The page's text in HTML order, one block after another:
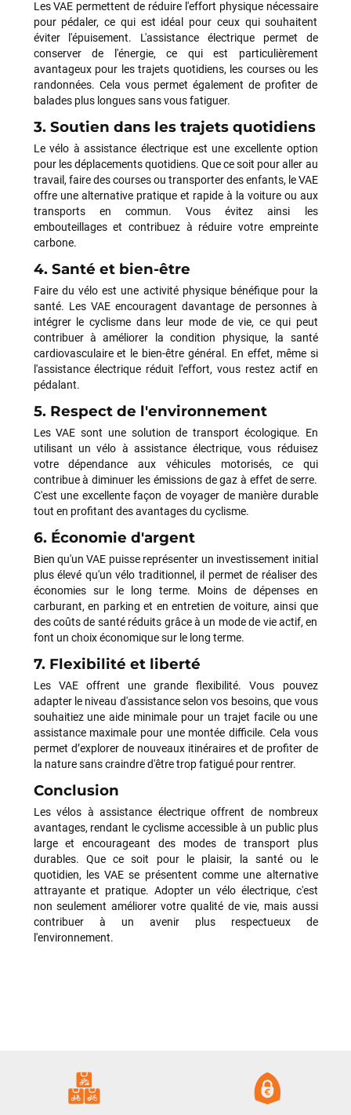
Les VAE permettent de réduire l'effort physique nécessaire
pour pédaler, ce qui est idéal pour ceux qui souhaitent
éviter l'épuisement. L'assistance électrique permet de
conserver de l'énergie, ce qui est particulièrement
avantageux pour les trajets quotidiens, les courses ou les
randonnées. Cela vous permet également de profiter de
balades plus longues sans vous fatiguer.
3. Soutien dans les trajets quotidiens
Le vélo à assistance électrique est une excellente option
pour les déplacements quotidiens. Que ce soit pour aller au
travail, faire des courses ou transporter des enfants, le VAE
offre une alternative pratique et rapide à la voiture ou aux
transports en commun. Vous évitez ainsi les
embouteillages et contribuez à réduire votre empreinte
carbone.
4. Santé et bien-être
Faire du vélo est une activité physique bénéfique pour la
santé. Les VAE encouragent davantage de personnes à
intégrer le cyclisme dans leur mode de vie, ce qui peut
contribuer à améliorer la condition physique, la santé
cardiovasculaire et le bien-être général. En effet, même si
l'assistance électrique réduit l'effort, vous restez actif en
pédalant.
5. Respect de l'environnement
Les VAE sont une solution de transport écologique. En
utilisant un vélo à assistance électrique, vous réduisez
votre dépendance aux véhicules motorisés, ce qui
contribue à diminuer les émissions de gaz à effet de serre.
C'est une excellente façon de voyager de manière durable
tout en profitant des avantages du cyclisme.
6. Économie d'argent
Bien qu'un VAE puisse représenter un investissement initial
plus élevé qu'un vélo traditionnel, il permet de réaliser des
économies sur le long terme. Moins de dépenses en
carburant, en parking et en entretien de voiture, ainsi que
des coûts de santé réduits grâce à un mode de vie actif, en
font un choix économique sur le long terme.
7. Flexibilité et liberté
Les VAE offrent une grande flexibilité. Vous pouvez
adapter le niveau d'assistance selon vos besoins, que vous
souhaitiez une aide minimale pour un trajet facile ou une
assistance maximale pour une montée difficile. Cela vous
permet d’explorer de nouveaux itinéraires et de profiter de
la nature sans craindre d'être trop fatigué pour rentrer.
Conclusion
Les vélos à assistance électrique offrent de nombreux
avantages, rendant le cyclisme accessible à un public plus
large et encourageant des modes de transport plus
durables. Que ce soit pour le plaisir, la santé ou le
quotidien, les VAE se présentent comme une alternative
attrayante et pratique. Adopter un vélo électrique, c'est
non seulement améliorer votre qualité de vie, mais aussi
contribuer à un avenir plus respectueux de
l'environnement.
Jean-Marc TAMAYO
J'ai acheté un Mondraker Chaser chez Funway Vélo à La
Garde en octobre 2024 et, dès le départ, j'ai été très satisfait
de mon achat. J'avais d'ailleurs recommandé cette enseigne
à plusieurs amis, dont cinq ont finalement acheté le même
modèle. J'ai ensuite rencontré une série de problèmes
techniques sur mon VTT, qui ont nécessité plusieurs
passages en atelier et un retour du moteur chez Bosch dans
le cadre de la garantie. Cette période a été un peu
compliquée, principalement en raison de délais plus longs que
prévu et d'un manque de communication sur l'avancement de
mon dossier. Depuis, la situation a été reprise en main.
L'équipe de Funway a fait le nécessaire pour résoudre
définitivement les problèmes de mon vélo et a su reconnaître
les difficultés rencontrées. J'apprécie particulièrement le fait
qu'ils aient finalement fait preuve de professionnalisme et
qu'ils aient tout mis en œuvre pour que je récupère un vélo
parfaitement fonctionnel. Aujourd'hui, je peux de nouveau
profiter pleinement de mon Mondraker Chaser et je tiens à
souligner que Funway a su corriger la situation. Je pense qu'il
est important de savoir reconnaître lorsqu'une enseigne fait
les efforts nécessaires pour satisfaire son client. Merci à
toute l'équipe de Funway Vélo. Je leur souhaite une bonne
continuation.
Jarod CUVELIER
il y a un mois
Je suis arrivé au magasin assez tardivement et plutôt en
précipitation pour pouvoir régler un souci sur mon dérailleur.
Logan m’a très bien accueilli et après lui avoir expliqué le
problème, il a directement pris mon vélo en charge pour le
régler rapidement. Cela a pris plus de 25 minutes pour cela
mais il a pris le temps d’être sûr que cela fonctionne
correctement malgré l’heure tardive. Encore merci à Logan
pour sa rapidité et son professionnalisme.
livraison a été traité efficacement par le SAV dans les
meilleurs délais. Tous les contacts ont été bien suivis, l'équipe
est sympa et réactive